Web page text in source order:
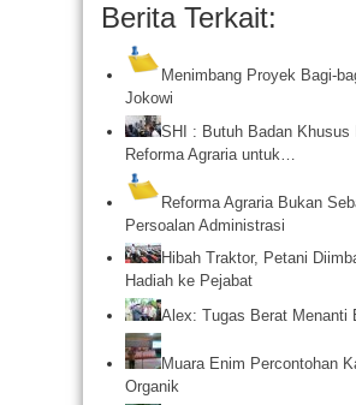
Berita Terkait:
Menimbang Proyek Bagi-
Jokowi
SHI : Butuh Badan Khusus
Reforma Agraria untuk…
Reforma Agraria Bukan
Persoalan Administrasi
Hibah Traktor, Petani
Hadiah ke Pejabat
Alex: Tugas Berat Menanti
Muara Enim Percontohan
Organik